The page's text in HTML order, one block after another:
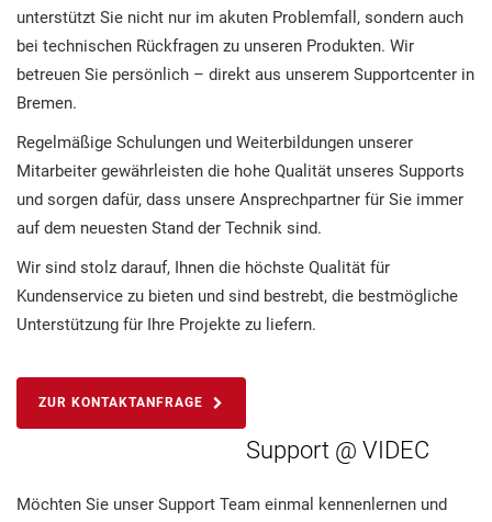
unterstützt Sie nicht nur im akuten Problemfall, sondern auch
bei technischen Rückfragen zu unseren Produkten. Wir
betreuen Sie persönlich – direkt aus unserem Supportcenter in
Bremen.
Regelmäßige Schulungen und Weiterbildungen unserer
Mitarbeiter gewährleisten die hohe Qualität unseres Supports
und sorgen dafür, dass unsere Ansprechpartner für Sie immer
auf dem neuesten Stand der Technik sind.
Wir sind stolz darauf, Ihnen die höchste Qualität für
Kundenservice zu bieten und sind bestrebt, die bestmögliche
Unterstützung für Ihre Projekte zu liefern.
ZUR KONTAKTANFRAGE
Support @ VIDEC
Möchten Sie unser Support Team einmal kennenlernen und